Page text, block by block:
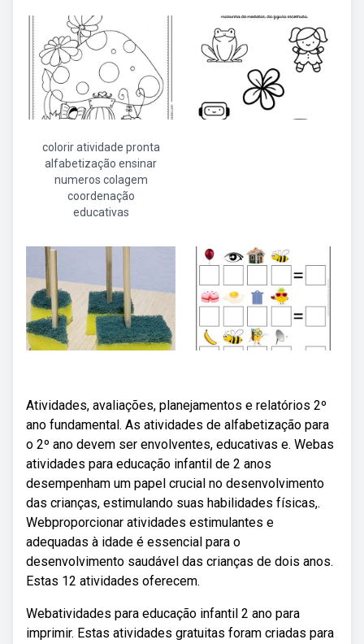
colorir atividade pronta
alfabetização ensinar
numeros colagem
coordenação
educativas
Atividades, avaliações, planejamentos e relatórios 2º
ano fundamental. As atividades de alfabetização para
o 2º ano devem ser envolventes, educativas e. Webas
atividades para educação infantil de 2 anos
desempenham um papel crucial no desenvolvimento
das crianças, estimulando suas habilidades físicas,.
Webproporcionar atividades estimulantes e
adequadas à idade é essencial para o
desenvolvimento saudável das crianças de dois anos.
Estas 12 atividades oferecem.
Webatividades para educação infantil 2 ano para
imprimir. Estas atividades gratuitas foram criadas para